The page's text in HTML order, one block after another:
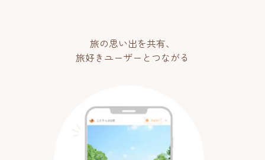
旅の思い出を共有、
旅好きユーザーとつながる